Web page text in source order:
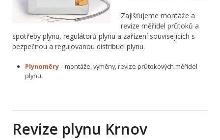
Zajišťujeme montáže a
revize měřidel průtoků a
spotřeby plynu, regulátorů plynu a zařízení souvisejících s
bezpečnou a regulovanou distribucí plynu.
Plynoměry– montáže, výměny, revize průtokových měřidel
plynu
Revize plynu Krnov